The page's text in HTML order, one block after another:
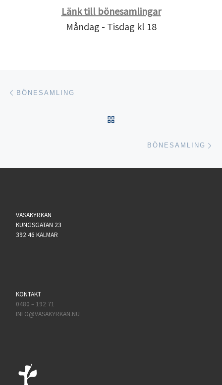
Länk till bönesamlingar
Måndag - Tisdag kl 18
Inläggsnavigering
BÖNESAMLING
BÖNESAMLING
VASAKYRKAN
KUNGSGATAN 23
392 46 KALMAR
KONTAKT
0480 – 192 71
INFO@VASAKYRKAN.NU